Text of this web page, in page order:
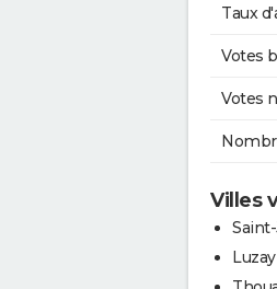
Taux
Votes
Votes
Villes